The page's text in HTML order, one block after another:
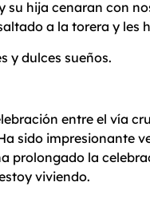
su hija cenaran con
a la torera y les
y dulces sueños.
entre el vía
sido impresionante
prolongado la
viviendo.